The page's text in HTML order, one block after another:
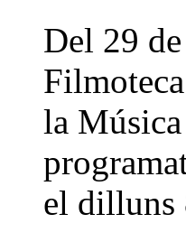
Del 29
la
el dilluns